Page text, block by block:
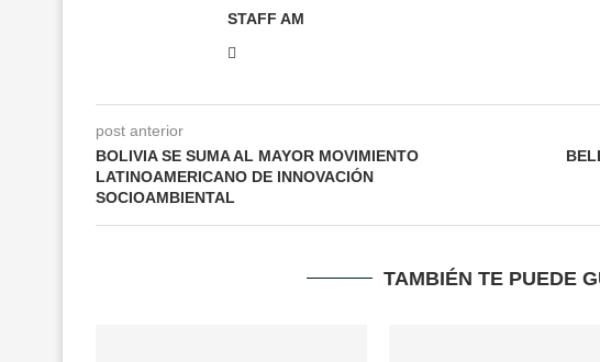
STAFF AM
post anterior
BOLIVIA SE SUMA AL MAYOR MOVIMIENTO
LATINOAMERICANO DE INNOVACIÓN
SOCIOAMBIENTAL
TAMBIÉN TE PUEDE